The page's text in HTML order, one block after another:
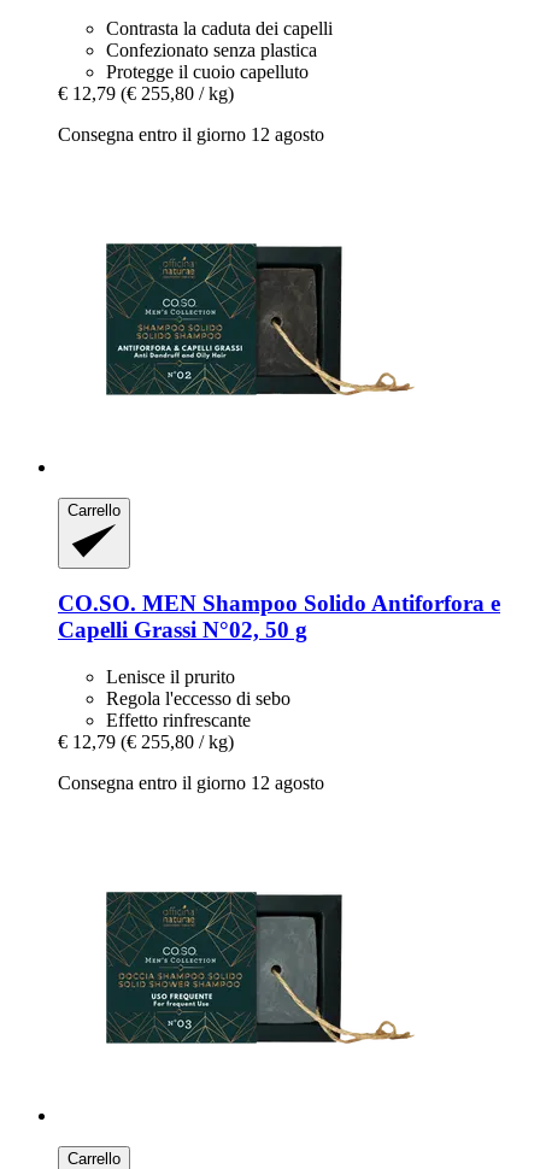
Contrasta la caduta dei capelli
Confezionato senza plastica
Protegge il cuoio capelluto
€ 12,79 (€ 255,80 / kg)
Consegna entro il giorno 12 agosto
Carrello
CO.SO. MEN Shampoo Solido Antiforfora e
Capelli Grassi N°02, 50 g
Lenisce il prurito
Regola l'eccesso di sebo
Effetto rinfrescante
€ 12,79 (€ 255,80 / kg)
Consegna entro il giorno 12 agosto
Carrello